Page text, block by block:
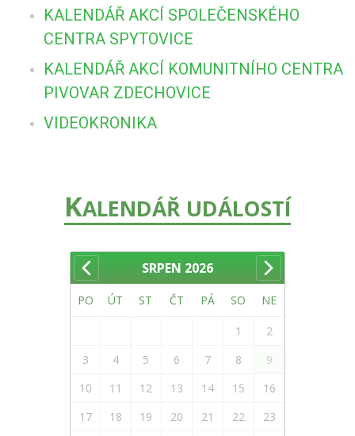
KALENDÁŘ AKCÍ SPOLEČENSKÉHO
CENTRA SPYTOVICE
KALENDÁŘ AKCÍ KOMUNITNÍHO CENTRA
PIVOVAR ZDECHOVICE
VIDEOKRONIKA
KALENDÁŘ UDÁLOSTÍ
SRPEN 2026
PO ÚT ST ČT PÁ SO NE
1
2
3
4 5 6 7 8
9
10
11 12 13 14 15
16
17
18 19 20 21 22
23